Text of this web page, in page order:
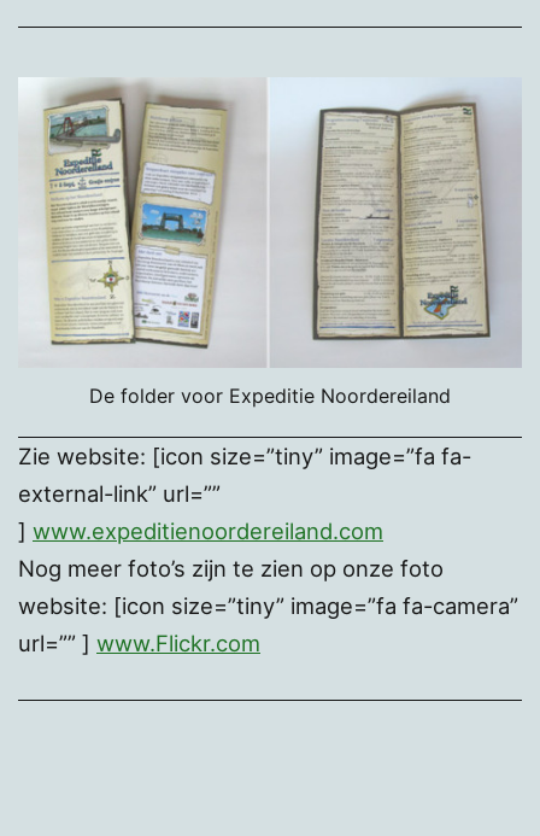
De folder voor Expeditie Noordereiland
Zie website: [icon size=”tiny” image=”fa fa-
external-link” url=””
] www.expeditienoordereiland.com
Nog meer foto’s zijn te zien op onze foto
website: [icon size=”tiny” image=”fa fa-camera”
url=”” ] www.Flickr.com